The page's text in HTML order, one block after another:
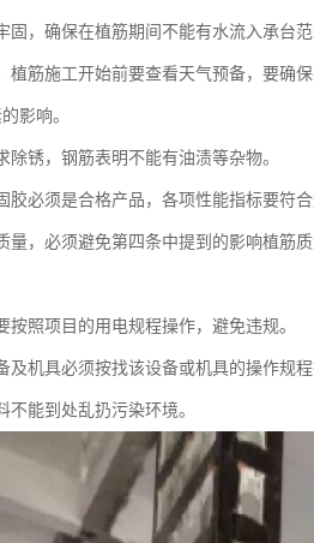
固，确保在植筋期间不能有水流入承台
植筋施工开始前要查看天气预备，要确
影响。
除锈，钢筋表明不能有油渍等杂物。
胶必须是合格产品，各项性能指标要符合
量，必须避免第四条中提到的影响植筋
按照项目的用电规程操作，避免违规。
及机具必须按找该设备或机具的操作规程
不能到处乱扔污染环境。